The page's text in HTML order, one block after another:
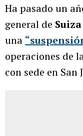
Ha pasado un
general de
una
operaciones de
con sede en San